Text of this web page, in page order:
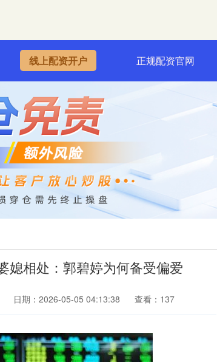
线上配资开户 正规配资官网
媳相处：郭碧婷为何备受偏爱
日期：2026-05-05 04:13:38 查看：137